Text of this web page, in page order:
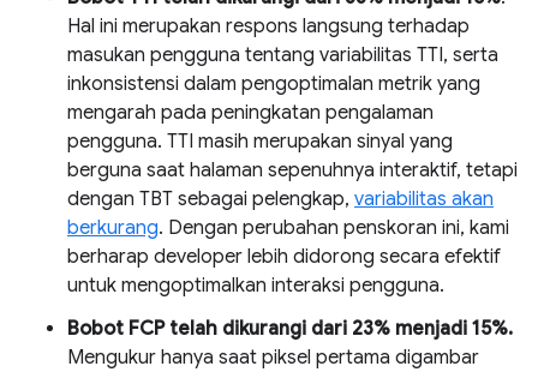
Hal ini merupakan respons langsung terhadap
masukan pengguna tentang variabilitas TTI, serta
inkonsistensi dalam pengoptimalan metrik yang
mengarah pada peningkatan pengalaman
pengguna. TTI masih merupakan sinyal yang
berguna saat halaman sepenuhnya interaktif, tetapi
dengan TBT sebagai pelengkap, variabilitas akan
berkurang. Dengan perubahan penskoran ini, kami
berharap developer lebih didorong secara efektif
untuk mengoptimalkan interaksi pengguna.
Bobot FCP telah dikurangi dari 23% menjadi 15%.
Mengukur hanya saat piksel pertama digambar